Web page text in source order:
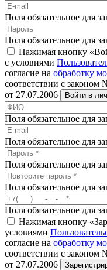
Поля обязательное для
Поля обязательное для
Нажимая кнопку
с условиями
согласие на обработку
соответствии с
от 27.07.2006
Войти в
Поля обязательное для
Поля обязательное для
Поля обязательное для
Поля обязательное для
Поля обязательное для
Нажимая кнопку
условиями
согласие на обработку
соответствии с
от 27.07.2006